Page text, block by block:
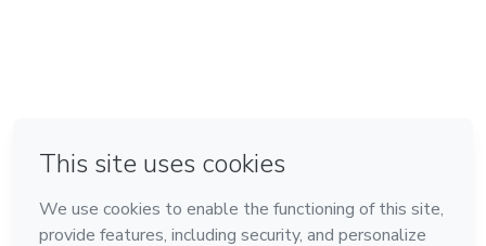
Feito com ❤ na Cidade do México